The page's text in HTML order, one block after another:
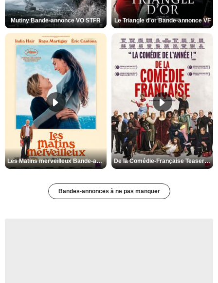
Mutiny Bande-annonce VO STFR Le Triangle d'or Bande-annonce VF
Les Matins merveilleux Bande-annonce VF De la Comédie-Française Teaser VF
Bandes-annonces à ne pas manquer